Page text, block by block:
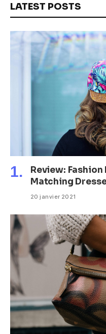
LATEST POSTS
Review: Fashion
Matching
20 janvier 2021